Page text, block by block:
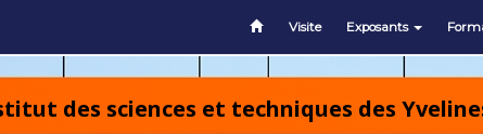
Visite Exposants
des sciences et techniques des